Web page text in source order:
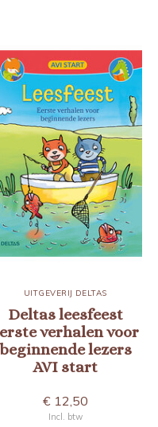
UITGEVERIJ DELTAS
Deltas leesfeest
verhalen voor
beginnende lezers
AVI start
€ 12,50
Incl. btw